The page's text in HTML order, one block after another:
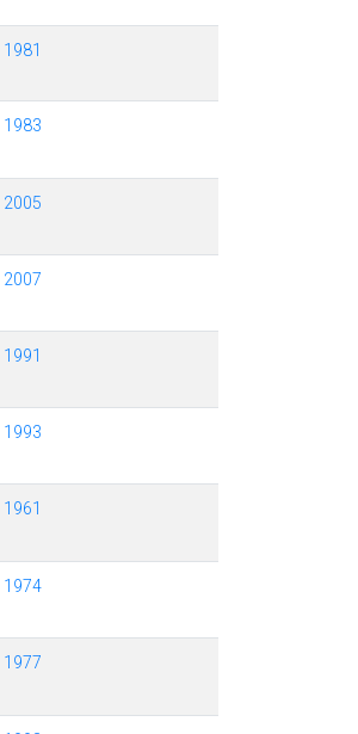
1981
1983
2005
2007
1991
1993
1961
1974
1977